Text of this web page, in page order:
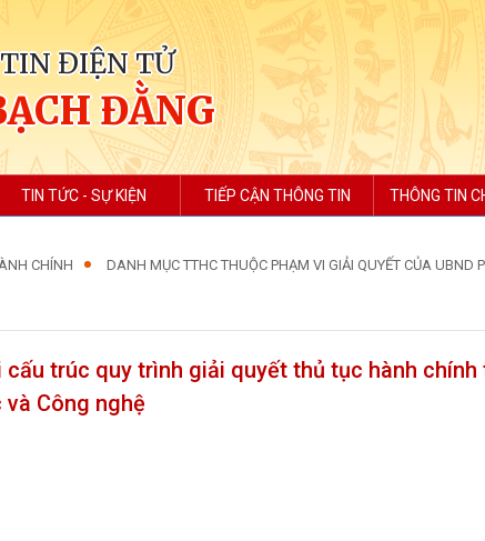
ĐIỆN TỬ
ĐẰNG
TIN TỨC - SỰ KIỆN TIẾP CẬN THÔNG TIN THÔNG TIN
CHÍNH DANH MỤC TTHC THUỘC PHẠM VI GIẢI QUYẾT CỦA UBND
trúc quy trình giải quyết thủ tục hành chính
Công nghệ